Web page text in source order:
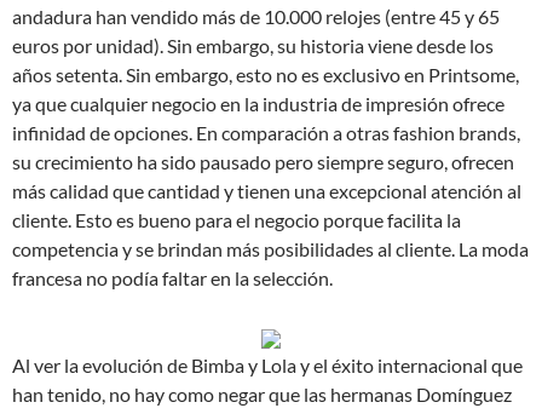
andadura han vendido más de 10.000 relojes (entre 45 y 65
euros por unidad). Sin embargo, su historia viene desde los
años setenta. Sin embargo, esto no es exclusivo en Printsome,
ya que cualquier negocio en la industria de impresión ofrece
infinidad de opciones. En comparación a otras fashion brands,
su crecimiento ha sido pausado pero siempre seguro, ofrecen
más calidad que cantidad y tienen una excepcional atención al
cliente. Esto es bueno para el negocio porque facilita la
competencia y se brindan más posibilidades al cliente. La moda
francesa no podía faltar en la selección.
Al ver la evolución de Bimba y Lola y el éxito internacional que
han tenido, no hay como negar que las hermanas Domínguez